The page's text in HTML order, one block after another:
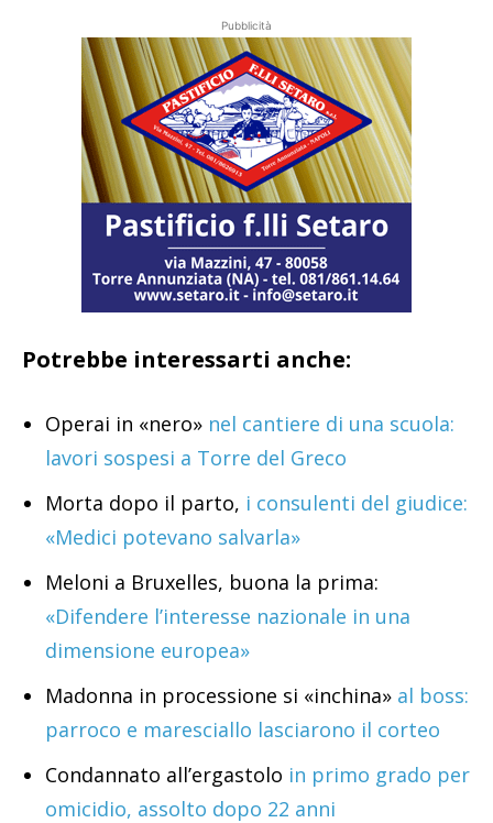
Pubblicità
Potrebbe interessarti anche:
Operai in «nero» nel cantiere di una scuola:
lavori sospesi a Torre del Greco
Morta dopo il parto, i consulenti del giudice:
«Medici potevano salvarla»
Meloni a Bruxelles, buona la prima:
«Difendere l’interesse nazionale in una
dimensione europea»
Madonna in processione si «inchina» al boss:
parroco e maresciallo lasciarono il corteo
Condannato all’ergastolo in primo grado per
omicidio, assolto dopo 22 anni